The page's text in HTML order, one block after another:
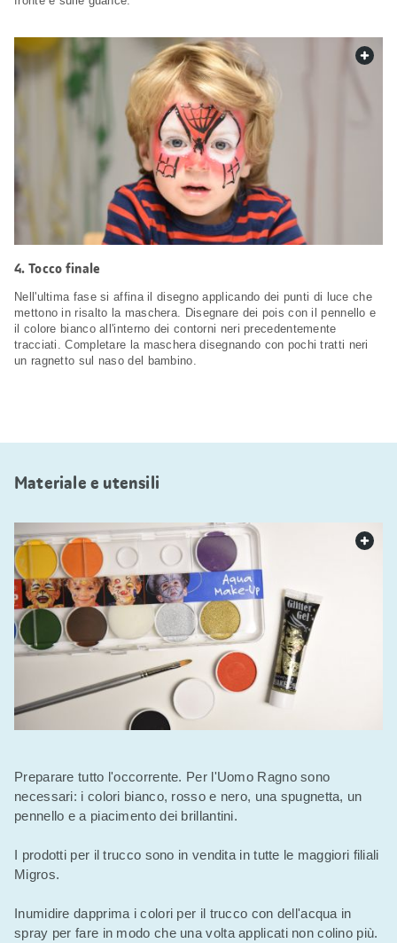
4. Tocco finale
Nell'ultima fase si affina il disegno applicando dei punti di luce che
mettono in risalto la maschera. Disegnare dei pois con il pennello e
il colore bianco all'interno dei contorni neri precedentemente
tracciati. Completare la maschera disegnando con pochi tratti neri
un ragnetto sul naso del bambino.
Materiale e utensili
Preparare tutto l'occorrente. Per l'Uomo Ragno sono
necessari: i colori bianco, rosso e nero, una spugnetta, un
pennello e a piacimento dei brillantini.
I prodotti per il trucco sono in vendita in tutte le maggiori filiali
Migros.
Inumidire dapprima i colori per il trucco con dell'acqua in
spray per fare in modo che una volta applicati non colino più.